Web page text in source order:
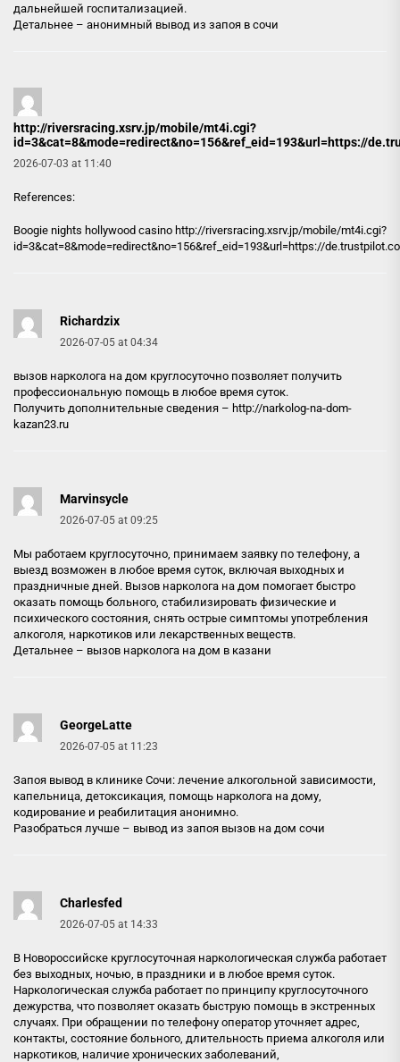
дальнейшей госпитализацией.
Детальнее – анонимный вывод из запоя в сочи
http://riversracing.xsrv.jp/mobile/mt4i.cgi?
id=3&cat=8&mode=redirect&no=156&ref_eid=193&url=https://
2026-07-03 at 11:40
References:
Boogie nights hollywood casino http://riversracing.xsrv.jp/mobile/mt4i.cgi?
id=3&cat=8&mode=redirect&no=156&ref_eid=193&url=https://
Richardzix
2026-07-05 at 04:34
вызов нарколога на дом круглосуточно позволяет получить
профессиональную помощь в любое время суток.
Получить дополнительные сведения – http://narkolog-na-dom-
kazan23.ru
Marvinsycle
2026-07-05 at 09:25
Мы работаем круглосуточно, принимаем заявку по телефону, а
выезд возможен в любое время суток, включая выходных и
праздничные дней. Вызов нарколога на дом помогает быстро
оказать помощь больного, стабилизировать физические и
психического состояния, снять острые симптомы употребления
алкоголя, наркотиков или лекарственных веществ.
Детальнее – вызов нарколога на дом в казани
GeorgeLatte
2026-07-05 at 11:23
Запоя вывод в клинике Сочи: лечение алкогольной зависимости,
капельница, детоксикация, помощь нарколога на дому,
кодирование и реабилитация анонимно.
Разобраться лучше – вывод из запоя вызов на дом сочи
Charlesfed
2026-07-05 at 14:33
В Новороссийске круглосуточная наркологическая служба работает
без выходных, ночью, в праздники и в любое время суток.
Наркологическая служба работает по принципу круглосуточного
дежурства, что позволяет оказать быструю помощь в экстренных
случаях. При обращении по телефону оператор уточняет адрес,
контакты, состояние больного, длительность приема алкоголя или
наркотиков, наличие хронических заболеваний,